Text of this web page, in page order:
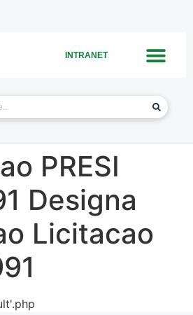
INTRANET
PRESI
Designa
Licitacao